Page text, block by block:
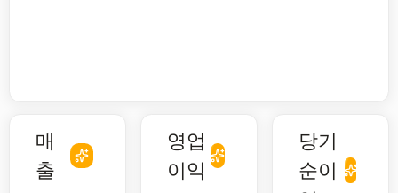
매
출
영업
이익
당기
순이